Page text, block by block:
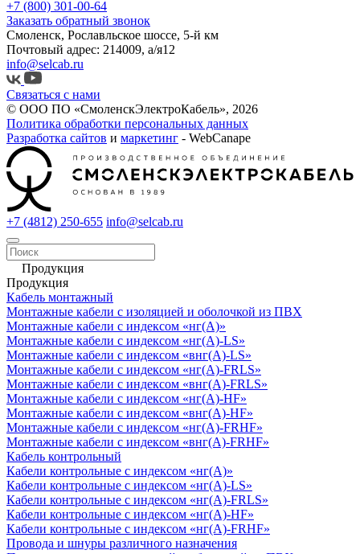
+7 (800) 301-00-64
Заказать обратный звонок
Смоленск, Рославльское шоссе, 5-й км
Почтовый адрес: 214009, а/я12
info@selcab.ru
Связаться с нами
© ООО ПО «СмоленскЭлектроКабель», 2026
Политика обработки персональных данных
Разработка сайтов и маркетинг - WebCanape
+7 (4812) 250-655 info@selcab.ru
Продукция
Продукция
Кабель монтажный
Монтажные кабели с изоляцией и оболочкой из ПВХ
Монтажные кабели с индексом «нг(А)»
Монтажные кабели с индексом «нг(А)-LS»
Монтажные кабели с индексом «внг(А)-LS»
Монтажные кабели с индексом «нг(А)-FRLS»
Монтажные кабели с индексом «внг(А)-FRLS»
Монтажные кабели с индексом «нг(А)-HF»
Монтажные кабели с индексом «внг(А)-HF»
Монтажные кабели с индексом «нг(А)-FRHF»
Монтажные кабели с индексом «внг(А)-FRHF»
Кабель контрольный
Кабели контрольные с индексом «нг(А)»
Кабели контрольные с индексом «нг(А)-LS»
Кабели контрольные с индексом «нг(А)-FRLS»
Кабели контрольные с индексом «нг(А)-HF»
Кабели контрольные с индексом «нг(А)-FRHF»
Провода и шнуры различного назначения